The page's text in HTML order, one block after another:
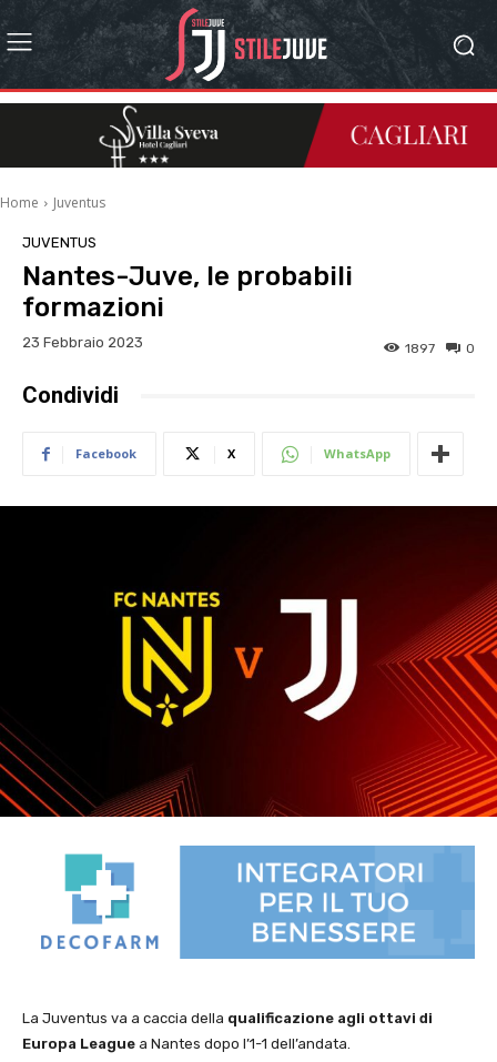
Home Juventus
JUVENTUS
Nantes-Juve, le probabili
formazioni
23 Febbraio 2023 0
1897
Condividi
Facebook X WhatsApp
La Juventus va a caccia della qualificazione agli ottavi di
Europa League a Nantes dopo l’1-1 dell’andata.